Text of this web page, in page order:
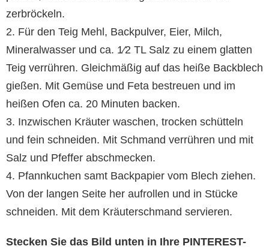
zerbröckeln.
2. Für den Teig Mehl, Back­pulver, Eier, Milch,
Mineralwasser und ca. 1⁄2 TL Salz zu ­einem glatten
Teig verrühren. Gleichmäßig auf das heiße Backblech
gießen. Mit Ge­müse und Feta bestreuen und im
heißen Ofen ca. 20 Minuten backen.
3. Inzwischen Kräuter waschen, trocken schütteln
und fein schneiden. Mit Schmand verrühren und mit
Salz und Pfeffer abschmecken.
4. Pfannkuchen samt Back­papier vom Blech ziehen.
Von der langen Seite her aufrollen und in Stücke
schneiden. Mit dem Kräuterschmand servieren.
Stecken Sie das Bild unten in Ihre PINTEREST-